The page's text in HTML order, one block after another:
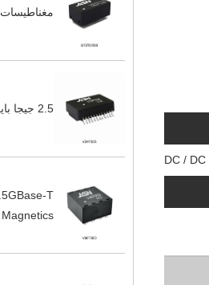
مغناطيسات Lan المنفصلة
2.5 جيجا بايت محول لان
Magnetics